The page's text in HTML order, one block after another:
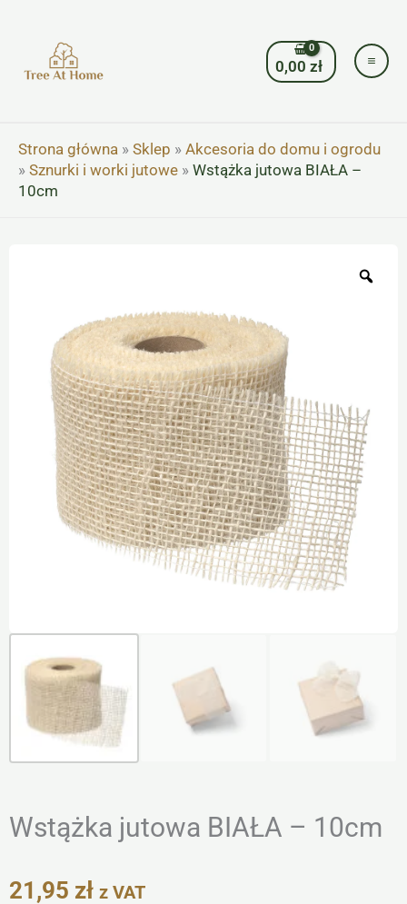
0,00zł
Strona główna » Sklep » Akcesoria do domu i ogrodu
» Sznurki i worki jutowe » Wstążka jutowa BIAŁA –
10cm
Wstążka jutowa BIAŁA – 10cm
21,95 zł z VAT